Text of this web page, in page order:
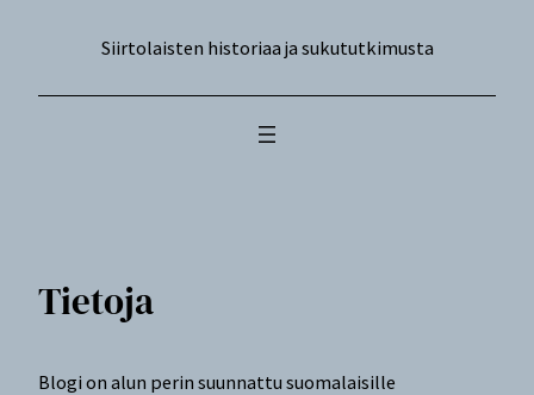
Siirtolaisten historiaa ja sukututkimusta
Tietoja
Blogi on alun perin suunnattu suomalaisille